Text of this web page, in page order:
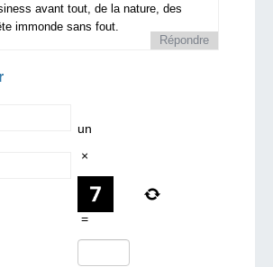
avant tout, de la nature, des
immonde sans fout.
Répondre
un
×
=